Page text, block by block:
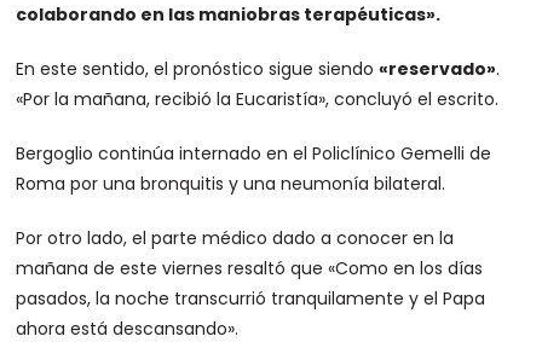
colaborando en las maniobras terapéuticas».
En este sentido, el pronóstico sigue siendo«reservado».
«Por la mañana, recibió la Eucaristía», concluyó el escrito.
Bergoglio continúa internado en el Policlínico Gemelli de
Roma por una bronquitis y una neumonía bilateral.
Por otro lado, el parte médico dado a conocer en la
mañana de este viernes resaltó que «Como en los días
pasados, la noche transcurrió tranquilamente y el Papa
ahora está descansando».